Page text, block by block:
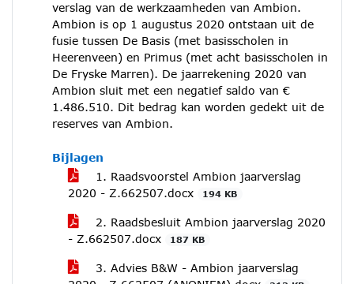
verslag van de werkzaamheden van Ambion.
Ambion is op 1 augustus 2020 ontstaan uit de
fusie tussen De Basis (met basisscholen in
Heerenveen) en Primus (met acht basisscholen in
De Fryske Marren). De jaarrekening 2020 van
Ambion sluit met een negatief saldo van €
1.486.510. Dit bedrag kan worden gedekt uit de
reserves van Ambion.
Bijlagen
1. Raadsvoorstel Ambion jaarverslag
2020 - Z.662507.docx
194 KB
2. Raadsbesluit Ambion jaarverslag 2020
- Z.662507.docx
187 KB
3. Advies B&W - Ambion jaarverslag